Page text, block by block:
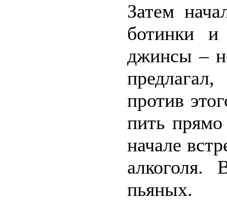
Затем
ботинки
джинсы –
против
пить
начале
пьяных.